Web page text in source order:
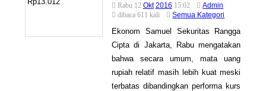
Rabu 12 Okt 2016 15:02
Admin
dibaca 611 kali
Semua Kategori
Ekonom Samuel Sekuritas Rangga
Cipta di Jakarta, Rabu mengatakan
bahwa secara umum, mata uang
rupiah relatif masih lebih kuat meski
terbatas dibandingkan performa kurs